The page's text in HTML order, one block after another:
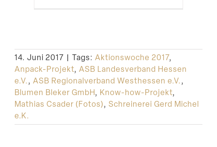
14. Juni 2017 | Tags: Aktionswoche 2017,
Anpack-Projekt, ASB Landesverband Hessen
e.V., ASB Regionalverband Westhessen e.V.,
Blumen Bleker GmbH, Know-how-Projekt,
Mathias Csader (Fotos), Schreinerei Gerd Michel
e.K.